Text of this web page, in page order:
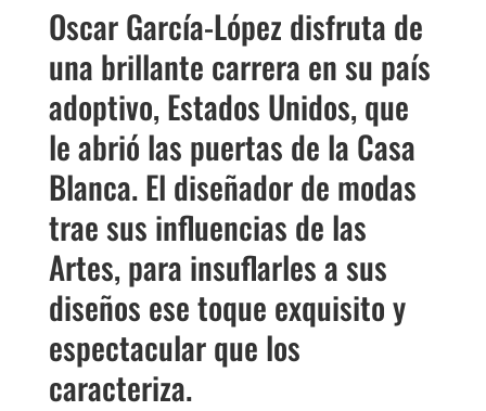
Oscar García-López disfruta de
una brillante carrera en su país
adoptivo, Estados Unidos, que
le abrió las puertas de la Casa
Blanca. El diseñador de modas
trae sus influencias de las
Artes, para insuflarles a sus
diseños ese toque exquisito y
espectacular que los
caracteriza.